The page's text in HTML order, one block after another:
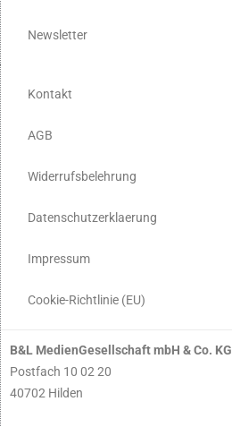
Newsletter
Kontakt
AGB
Widerrufsbelehrung
Datenschutzerklaerung
Impressum
Cookie-Richtlinie (EU)
B&L MedienGesellschaft mbH & Co. KG
Postfach 10 02 20
40702 Hilden